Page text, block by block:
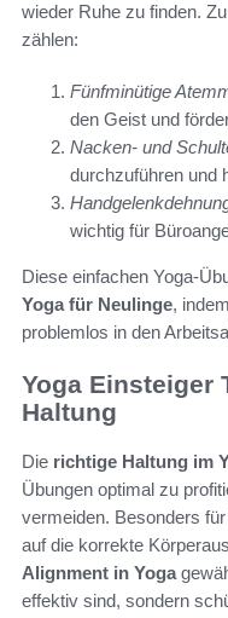
wieder Ruhe zu finden.
zählen:
Fünfminütige
den Geist und
Nacken- und
durchzuführen und
wichtig für
Diese einfachen Yoga-
Yoga für Neulinge,
problemlos in den
Yoga Einsteiger
Haltung
Die richtige Haltung im
Übungen optimal zu
vermeiden. Besonders
auf die korrekte
Alignment in Yoga
effektiv sind, sondern